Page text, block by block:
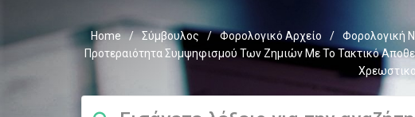
Home / Σύμβουλος / Φορολογικό Αρχείο / Φορολογική
Προτεραιότητα Συμψηφισμού Των Ζημιών Με Το Τακτικό